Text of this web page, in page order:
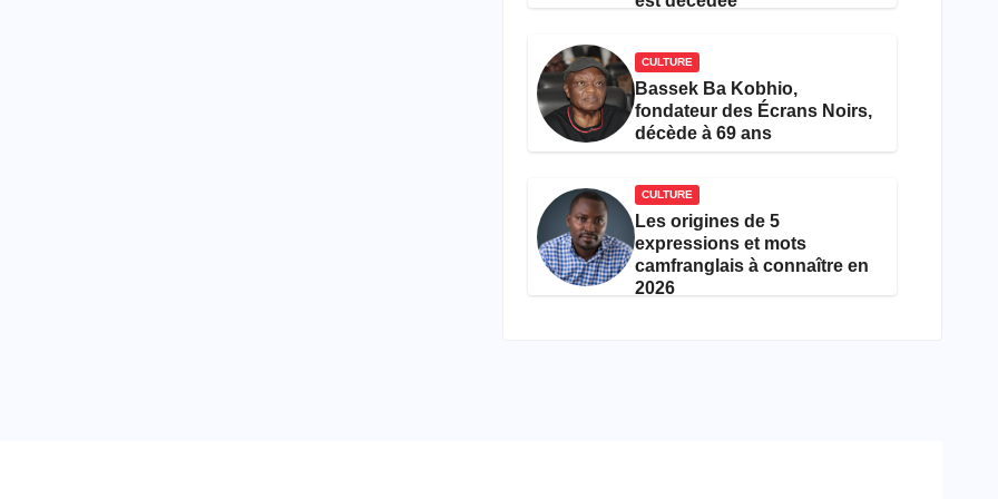
CULTURE
Bassek Ba Kobhio,
fondateur des Écrans Noirs,
décède à 69 ans
CULTURE
Les origines de 5
expressions et mots
camfranglais à connaître en
2026